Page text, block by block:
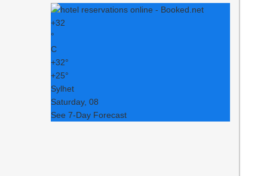
+32
°
C
+32°
+25°
Sylhet
Saturday, 08
See 7-Day Forecast